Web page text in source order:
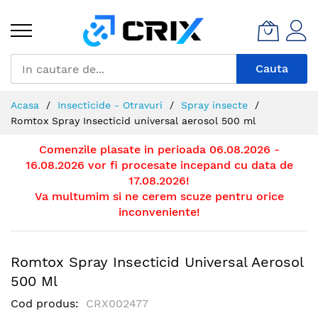
Continut
Cauta
Acasa Insecticide - Otravuri
Spray insecte
Romtox Spray Insecticid universal aerosol 500 ml
Comenzile plasate in perioada 06.08.2026 -
16.08.2026 vor fi procesate incepand cu data de
17.08.2026!
Va multumim si ne cerem scuze pentru orice
inconveniente!
Romtox Spray Insecticid Universal Aerosol
500 Ml
Cod produs CRX002477